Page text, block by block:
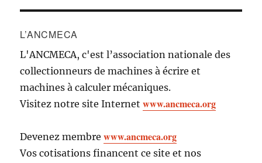
L’ANCMECA
L'ANCMECA, c'est l’association nationale des
collectionneurs de machines à écrire et
machines à calculer mécaniques.
Visitez notre site Internetwww.ancmeca.org
Devenez membrewww.ancmeca.org
Vos cotisations financent ce site et nos